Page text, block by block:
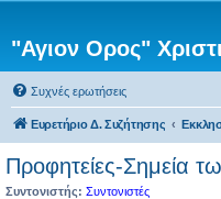
"Αγιον Ορος"
Συχνές ερωτήσεις
Ευρετήριο Δ. Συζήτησης
Προφητείες-Σημεία
Συντονιστής: Συντονιστές